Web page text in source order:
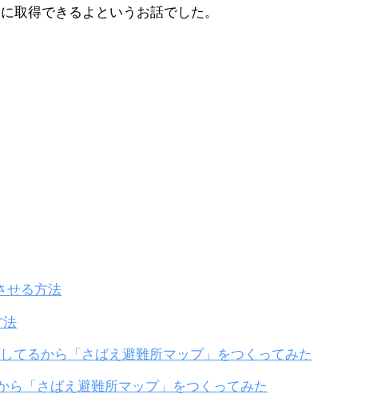
取得できるよというお話でした。
法
ら「さばえ避難所マップ」をつくってみた